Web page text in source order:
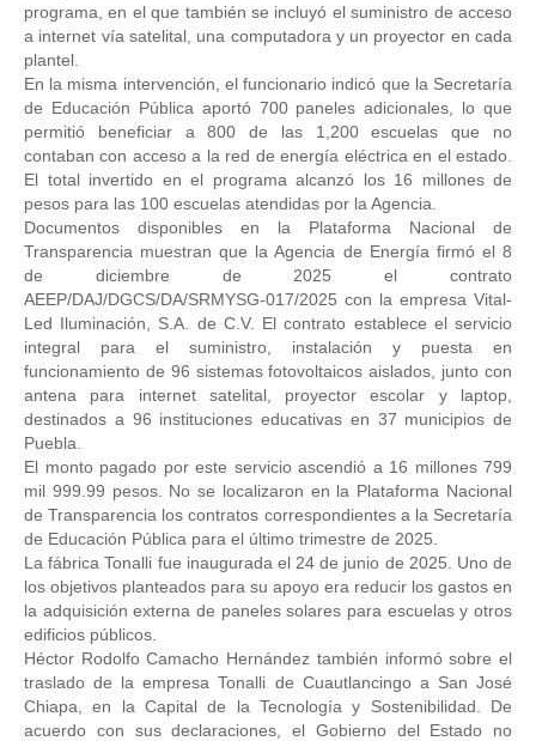
programa, en el que también se incluyó el suministro de acceso
a internet vía satelital, una computadora y un proyector en cada
plantel.
En la misma intervención, el funcionario indicó que la Secretaría
de Educación Pública aportó 700 paneles adicionales, lo que
permitió beneficiar a 800 de las 1,200 escuelas que no
contaban con acceso a la red de energía eléctrica en el estado.
El total invertido en el programa alcanzó los 16 millones de
pesos para las 100 escuelas atendidas por la Agencia.
Documentos disponibles en la Plataforma Nacional de
Transparencia muestran que la Agencia de Energía firmó el 8
de diciembre de 2025 el contrato
AEEP/DAJ/DGCS/DA/SRMYSG-017/2025 con la empresa Vital-
Led Iluminación, S.A. de C.V. El contrato establece el servicio
integral para el suministro, instalación y puesta en
funcionamiento de 96 sistemas fotovoltaicos aislados, junto con
antena para internet satelital, proyector escolar y laptop,
destinados a 96 instituciones educativas en 37 municipios de
Puebla.
El monto pagado por este servicio ascendió a 16 millones 799
mil 999.99 pesos. No se localizaron en la Plataforma Nacional
de Transparencia los contratos correspondientes a la Secretaría
de Educación Pública para el último trimestre de 2025.
La fábrica Tonalli fue inaugurada el 24 de junio de 2025. Uno de
los objetivos planteados para su apoyo era reducir los gastos en
la adquisición externa de paneles solares para escuelas y otros
edificios públicos.
Héctor Rodolfo Camacho Hernández también informó sobre el
traslado de la empresa Tonalli de Cuautlancingo a San José
Chiapa, en la Capital de la Tecnología y Sostenibilidad. De
acuerdo con sus declaraciones, el Gobierno del Estado no